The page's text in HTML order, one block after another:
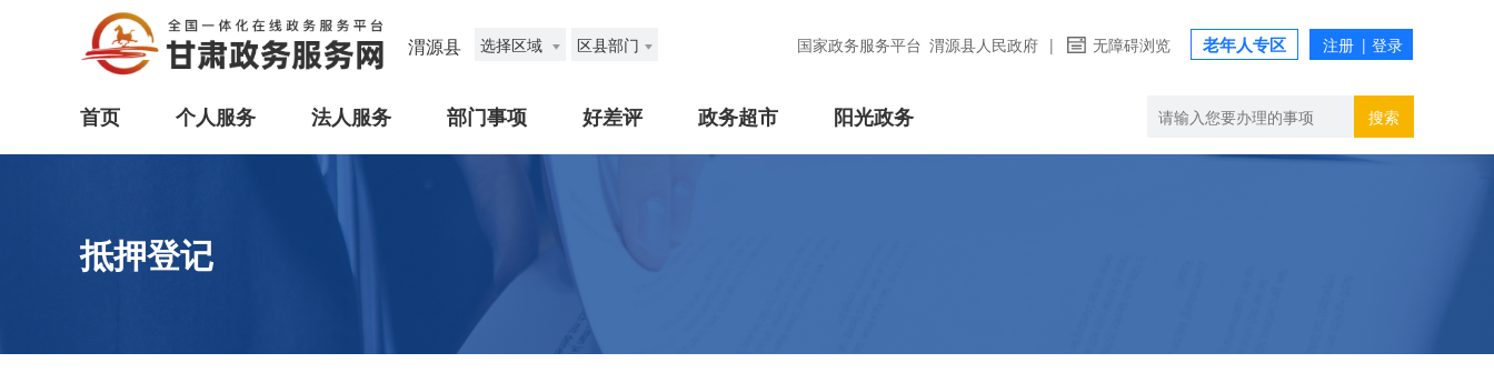
渭源县 选择区域 区县部门 国家政务服务平台 渭源县人民政府 | 无障碍浏览 老年人专区
首页 个人服务 法人服务 部门事项 好差评 政务超市 阳光政务 搜索
抵押登记